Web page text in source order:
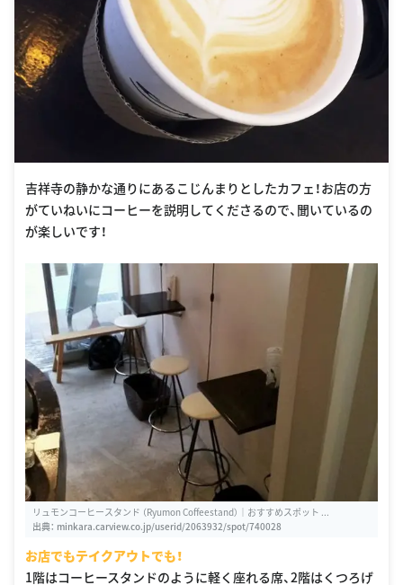
吉祥寺の静かな通りにあるこじんまりとしたカフェ！お店の方
がていねいにコーヒーを説明してくださるので、聞いているの
が楽しいです！
リュモンコーヒースタンド （Ryumon Coffeestand）｜おすすめスポット ...
出典： minkara.carview.co.jp/userid/2063932/spot/740028
お店でもテイクアウトでも！
1階はコーヒースタンドのように軽く座れる席、2階はくつろげ